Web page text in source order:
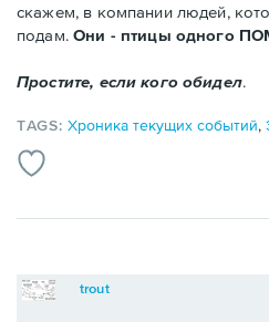
скажем, в компании людей,
подам.Они - птицы одного
Простите, если кого обидел.
TAGS:Хроника текущих событий,
trout